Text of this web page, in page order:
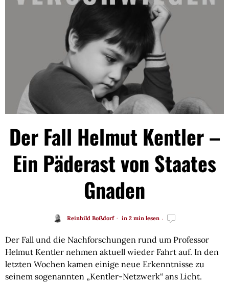
Der Fall Helmut Kentler –
Ein Päderast von Staates
Gnaden
Reinhild Boßdorf in 2 min lesen
Der Fall und die Nachforschungen rund um Professor
Helmut Kentler nehmen aktuell wieder Fahrt auf. In den
letzten Wochen kamen einige neue Erkenntnisse zu
seinem sogenannten „Kentler-Netzwerk“ ans Licht.